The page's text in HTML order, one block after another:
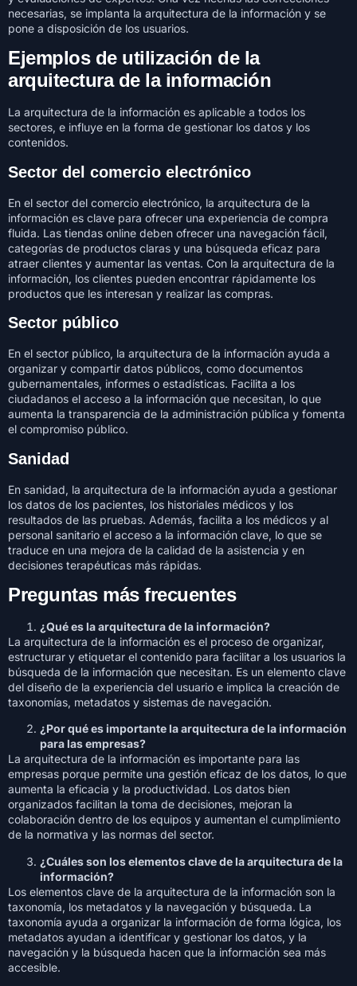
necesarias, se implanta la arquitectura de la información y se
pone a disposición de los usuarios.
Ejemplos de utilización de la
arquitectura de la información
La arquitectura de la información es aplicable a todos los
sectores, e influye en la forma de gestionar los datos y los
contenidos.
Sector del comercio electrónico
En el sector del comercio electrónico, la arquitectura de la
información es clave para ofrecer una experiencia de compra
fluida. Las tiendas online deben ofrecer una navegación fácil,
categorías de productos claras y una búsqueda eficaz para
atraer clientes y aumentar las ventas. Con la arquitectura de la
información, los clientes pueden encontrar rápidamente los
productos que les interesan y realizar las compras.
Sector público
En el sector público, la arquitectura de la información ayuda a
organizar y compartir datos públicos, como documentos
gubernamentales, informes o estadísticas. Facilita a los
ciudadanos el acceso a la información que necesitan, lo que
aumenta la transparencia de la administración pública y fomenta
el compromiso público.
Sanidad
En sanidad, la arquitectura de la información ayuda a gestionar
los datos de los pacientes, los historiales médicos y los
resultados de las pruebas. Además, facilita a los médicos y al
personal sanitario el acceso a la información clave, lo que se
traduce en una mejora de la calidad de la asistencia y en
decisiones terapéuticas más rápidas.
Preguntas más frecuentes
¿Qué es la arquitectura de la información?
La arquitectura de la información es el proceso de organizar,
estructurar y etiquetar el contenido para facilitar a los usuarios la
búsqueda de la información que necesitan. Es un elemento clave
del diseño de la experiencia del usuario e implica la creación de
taxonomías, metadatos y sistemas de navegación.
¿Por qué es importante la arquitectura de la información
para las empresas?
La arquitectura de la información es importante para las
empresas porque permite una gestión eficaz de los datos, lo que
aumenta la eficacia y la productividad. Los datos bien
organizados facilitan la toma de decisiones, mejoran la
colaboración dentro de los equipos y aumentan el cumplimiento
de la normativa y las normas del sector.
¿Cuáles son los elementos clave de la arquitectura de la
información?
Los elementos clave de la arquitectura de la información son la
taxonomía, los metadatos y la navegación y búsqueda. La
taxonomía ayuda a organizar la información de forma lógica, los
metadatos ayudan a identificar y gestionar los datos, y la
navegación y la búsqueda hacen que la información sea más
accesible.